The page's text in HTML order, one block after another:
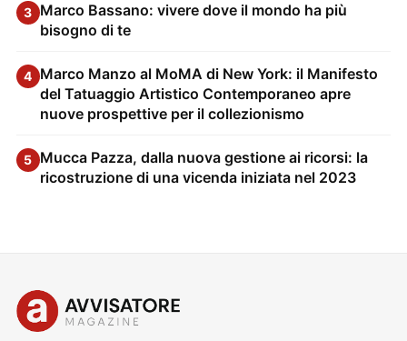
3 Marco Bassano: vivere dove il mondo ha più
bisogno di te
4 Marco Manzo al MoMA di New York: il Manifesto
del Tatuaggio Artistico Contemporaneo apre
nuove prospettive per il collezionismo
5 Mucca Pazza, dalla nuova gestione ai ricorsi: la
ricostruzione di una vicenda iniziata nel 2023